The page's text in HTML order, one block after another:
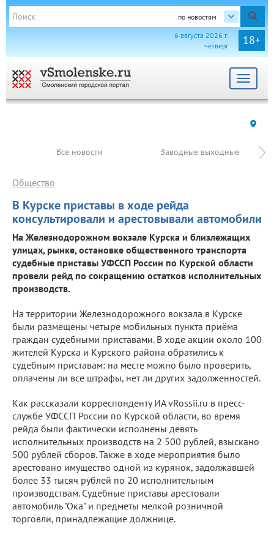
по новостям
18+
6 августа 2026 г.
четверг
Toggle
Все новости Заводные выходные
В Курске приставы в ходе рейда
консультировали и арестовывали автомобили
Общество
На Железнодорожном вокзале Курска и близлежащих
улицах, рынке, остановке общественного транспорта
судебные приставы УФССП России по Курской области
провели рейд по сокращению остатков исполнительных
производств.
На территории Железнодорожного вокзала в Курске
были размещены четыре мобильных пункта приёма
граждан судебными приставами. В ходе акции около 100
жителей Курска и Курского района обратились к
судебным приставам: на месте можно было проверить,
оплачены ли все штрафы, нет ли других задолженностей.
Как рассказали корреспонденту ИА vRossii.ru в пресс-
службе УФССП России по Курской области, во время
рейда были фактически исполнены девять
исполнительных производств на 2 500 рублей, взыскано
500 рублей сборов. Также в ходе мероприятия было
арестовано имущество одной из курянок, задолжавшей
более 33 тысяч рублей по 20 исполнительным
производствам. Судебные приставы арестовали
автомобиль "Ока" и предметы мелкой розничной
торговли, принадлежащие должнице.